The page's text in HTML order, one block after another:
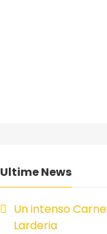
Ultime News
Un intenso
Larderia